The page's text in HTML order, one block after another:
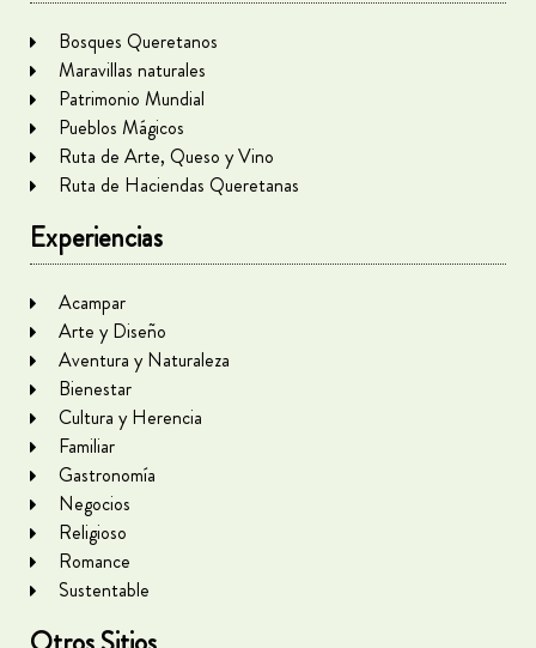
Bosques Queretanos
Maravillas naturales
Patrimonio Mundial
Pueblos Mágicos
Ruta de Arte, Queso y Vino
Ruta de Haciendas Queretanas
Experiencias
Acampar
Arte y Diseño
Aventura y Naturaleza
Bienestar
Cultura y Herencia
Familiar
Gastronomía
Negocios
Religioso
Romance
Sustentable